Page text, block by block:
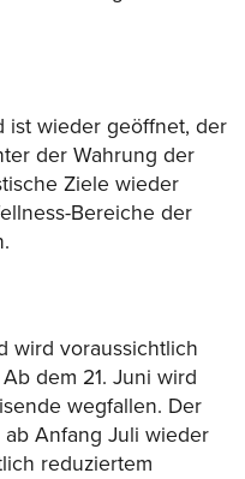
ist wieder geöffnet, der
der Wahrung der
Ziele wieder
Bereiche der
wird voraussichtlich
dem 21. Juni wird
wegfallen. Der
Anfang Juli wieder
reduziertem